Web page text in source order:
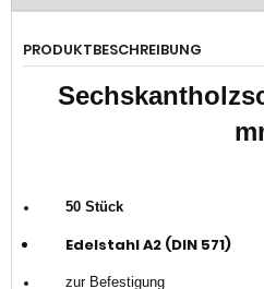
PRODUKTBESCHREIBUNG
50 Stück
Edelstahl A2 (DIN 571)
zur Befestigung